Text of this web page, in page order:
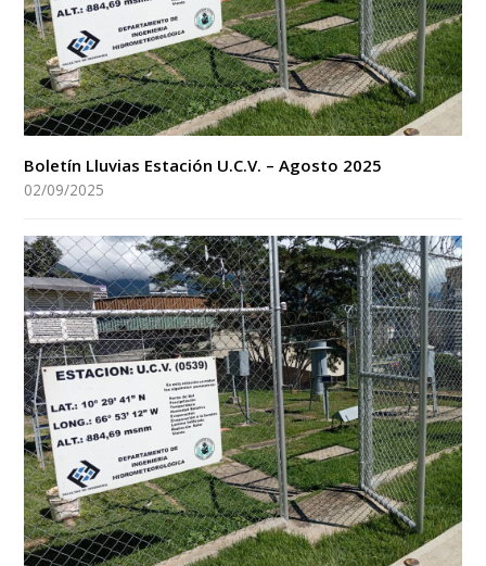
Boletín Lluvias Estación U.C.V. – Agosto 2025
02/09/2025